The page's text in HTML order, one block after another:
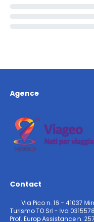
Agence
Contact
Via Pico n. 16 - 41037
Turismo TO Srl - Iva
Prof. Europ Assistance n.